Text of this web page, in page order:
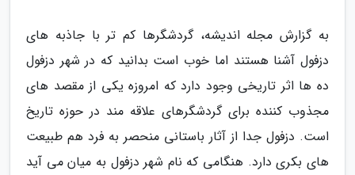
به گزارش مجله اندیشه، گردشگرها کم تر با جاذبه های
دزفول آشنا هستند اما خوب است بدانید که در شهر دزفول
ده ها اثر تاریخی وجود دارد که امروزه یکی از مقصد های
مجذوب کننده برای گردشگرهای علاقه مند در حوزه تاریخ
است. دزفول جدا از آثار باستانی منحصر به فرد هم طبیعت
های بکری دارد. هنگامی که نام شهر دزفول به میان می آید